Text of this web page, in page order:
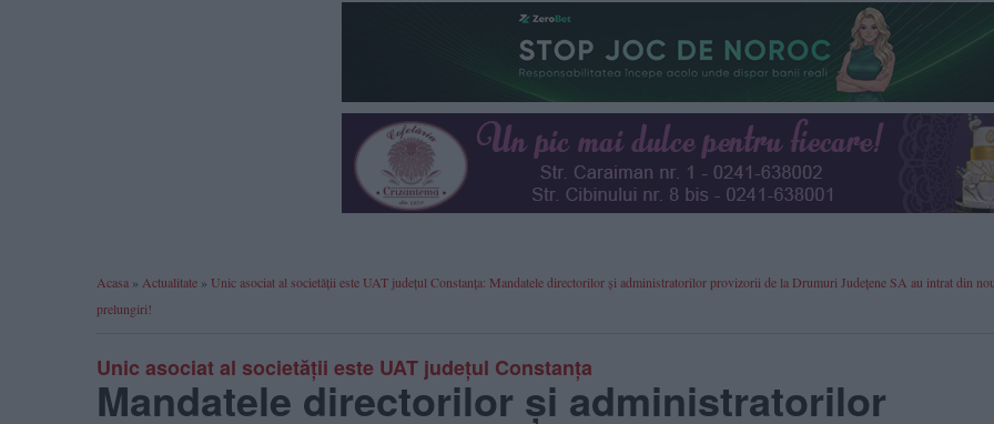
Acasa » Actualitate » Unic asociat al societății este UAT județul Constanța: Mandatele directorilor și administratorilor provizorii de la Drumuri Județene SA au intrat din
prelungiri!
Unic asociat al societății este UAT județul Constanța
Mandatele directorilor și administratorilor